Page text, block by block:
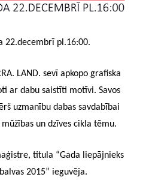
22.decembrī pl.16:00.
LAND. sevī apkopo grafiska
ar dabu saistīti motīvi. Savos
uzmanību dabas savdabībai
un dzīves cikla tēmu.
titula “Gada liepājnieks
2015” ieguvēja.